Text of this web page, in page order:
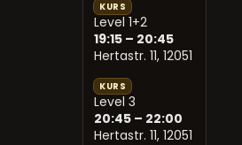
KURS
Level 1+2
19:15 – 20:45
Hertastr. 11, 12051
KURS
Level 3
20:45 – 22:00
Hertastr. 11, 12051